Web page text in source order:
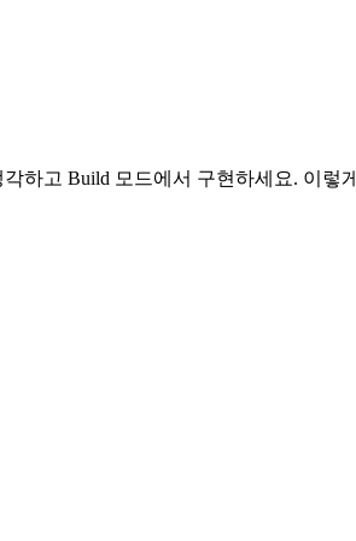
하고 Build 모드에서 구현하세요. 이렇